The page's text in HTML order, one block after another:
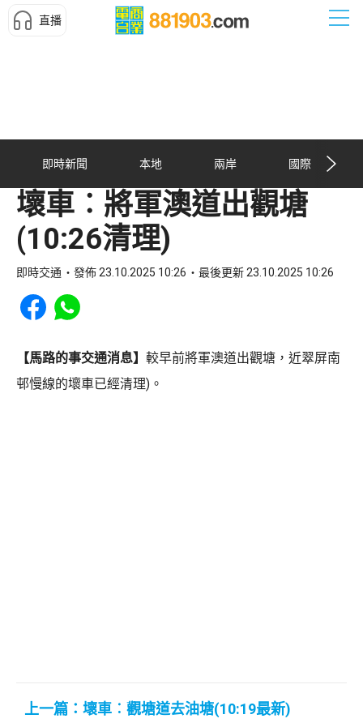
直播
即時新聞 本地 兩岸 國際
壞車︰將軍澳道出觀塘
(10:26清理)
即時交通 發佈 23.10.2025 10:26 最後更新 23.10.2025 10:26
Share to Facebook
Share to WhatsApp
【馬路的事交通消息】 較早前將軍澳道出觀塘，近翠屏南
邨慢線的壞車已經清理)。
上一篇：壞車︰觀塘道去油塘(10:19最新)